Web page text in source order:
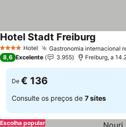
4 EstrelasHotel Gastronomia internacional
Hotel Stadt Freiburg
8,6 Excelente 3.955 Freiburg, a
De € 136
Consulte os preços de 7 sites
Escolha popular